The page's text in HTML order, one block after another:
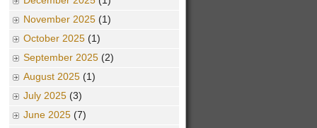
November 2025 (1)
October 2025 (1)
September 2025 (2)
August 2025 (1)
July 2025 (3)
June 2025 (7)